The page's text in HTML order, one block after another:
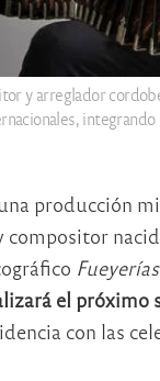
y arreglador
producción
Fueyerías
el próximo
con las